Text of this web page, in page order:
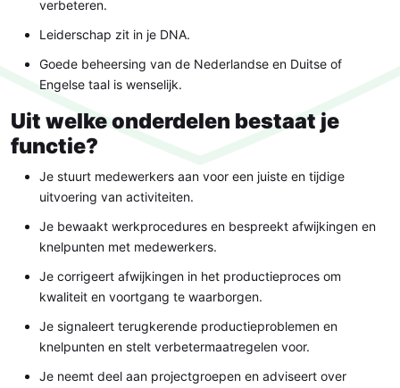
verbeteren.
Leiderschap zit in je DNA.
Goede beheersing van de Nederlandse en Duitse of
Engelse taal is wenselijk.
Uit welke onderdelen bestaat je
functie?
Je stuurt medewerkers aan voor een juiste en tijdige
uitvoering van activiteiten.
Je bewaakt werkprocedures en bespreekt afwijkingen en
knelpunten met medewerkers.
Je corrigeert afwijkingen in het productieproces om
kwaliteit en voortgang te waarborgen.
Je signaleert terugkerende productieproblemen en
knelpunten en stelt verbetermaatregelen voor.
Je neemt deel aan projectgroepen en adviseert over